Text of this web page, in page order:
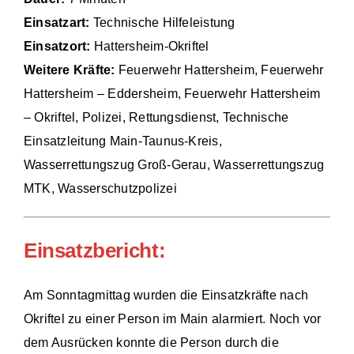
Einsatzart: Technische Hilfeleistung
Einsatzort: Hattersheim-Okriftel
Weitere Kräfte: Feuerwehr Hattersheim, Feuerwehr
Hattersheim – Eddersheim, Feuerwehr Hattersheim
– Okriftel, Polizei, Rettungsdienst, Technische
Einsatzleitung Main-Taunus-Kreis,
Wasserrettungszug Groß-Gerau, Wasserrettungszug
MTK, Wasserschutzpolizei
Einsatzbericht:
Am Sonntagmittag wurden die Einsatzkräfte nach
Okriftel zu einer Person im Main alarmiert. Noch vor
dem Ausrücken konnte die Person durch die